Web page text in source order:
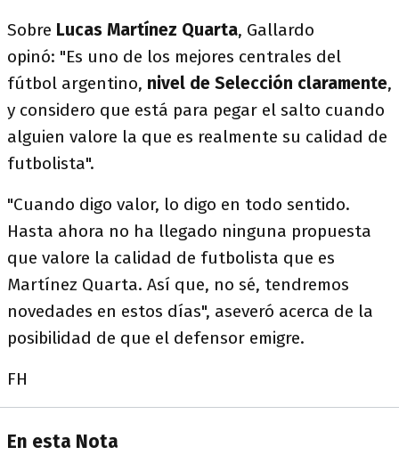
Sobre Lucas Martínez Quarta, Gallardo
opinó: "Es uno de los mejores centrales del
fútbol argentino, nivel de Selección claramente,
y considero que está para pegar el salto cuando
alguien valore la que es realmente su calidad de
futbolista".
"Cuando digo valor, lo digo en todo sentido.
Hasta ahora no ha llegado ninguna propuesta
que valore la calidad de futbolista que es
Martínez Quarta. Así que, no sé, tendremos
novedades en estos días", aseveró acerca de la
posibilidad de que el defensor emigre.
FH
En esta Nota